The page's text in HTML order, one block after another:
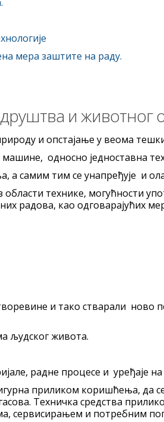
мера заштите на раду.
друштва и
и опстајање у веома
машине, односно једноставна
а самим тим се унапређује и
технике, могућности
радова, као одговарајућих
и тако стварали ново
људског живота.
радне процесе и уређаје
приликом коришћења, да
Техничка средства
сервисирањем и потребним